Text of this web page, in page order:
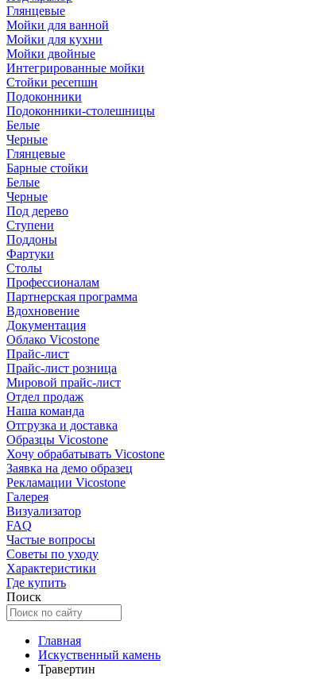
Глянцевые
Мойки для ванной
Мойки для кухни
Мойки двойные
Интегрированные мойки
Стойки ресепшн
Подоконники
Подоконники-столешницы
Белые
Черные
Глянцевые
Барные стойки
Белые
Черные
Под дерево
Ступени
Поддоны
Фартуки
Столы
Профессионалам
Партнерская программа
Вдохновение
Документация
Облако Vicostone
Прайс-лист
Прайс-лист розница
Мировой прайс-лист
Отдел продаж
Наша команда
Отгрузка и доставка
Образцы Vicostone
Хочу обрабатывать Vicostone
Заявка на демо образец
Рекламации Vicostone
Галерея
Визуализатор
FAQ
Частые вопросы
Советы по уходу
Характеристики
Где купить
Поиск
Главная
Искуственный камень
Травертин